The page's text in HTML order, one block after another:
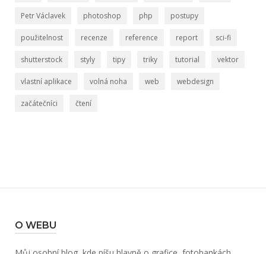
Petr Václavek photoshop php postupy
použitelnost recenze reference report sci-fi
shutterstock styly tipy triky tutorial vektor
vlastní aplikace volná noha web webdesign
začátečníci čtení
O WEBU